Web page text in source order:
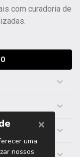
com curadoria de